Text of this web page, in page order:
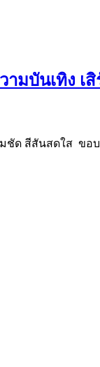
ามบันเทิง
ชัด สีสันสดใส ขอ